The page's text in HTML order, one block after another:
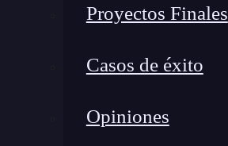
Proyectos Finales
Casos de éxito
Opiniones